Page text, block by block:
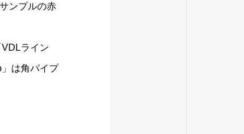
ンプルの赤
ライン
は角パイプ